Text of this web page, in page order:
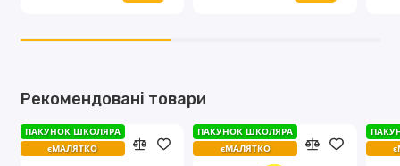
Рекомендовані товари
ПАКУНОК ШКОЛЯРА
єМАЛЯТКО
ПАКУНОК ШКОЛЯРА
єМАЛЯТКО